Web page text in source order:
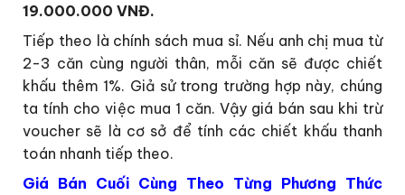
19.000.000 VNĐ.
Tiếp theo là chính sách mua sỉ. Nếu anh chị mua từ
2-3 căn cùng người thân, mỗi căn sẽ được chiết
khấu thêm 1%. Giả sử trong trường hợp này, chúng
ta tính cho việc mua 1 căn. Vậy giá bán sau khi trừ
voucher sẽ là cơ sở để tính các chiết khấu thanh
toán nhanh tiếp theo.
Giá Bán Cuối Cùng Theo Từng Phương Thức